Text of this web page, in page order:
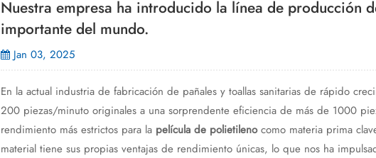
Nuestra empresa ha introducido la línea de producción
importante del mundo.
Jan 03, 2025
En la actual industria de fabricación de pañales y toallas sanitarias de rápido
200 piezas/minuto originales a una sorprendente eficiencia de más de 1000
rendimiento más estrictos para la película de polietilenocomo materia prima
material tiene sus propias ventajas de rendimiento únicas, lo que nos ha